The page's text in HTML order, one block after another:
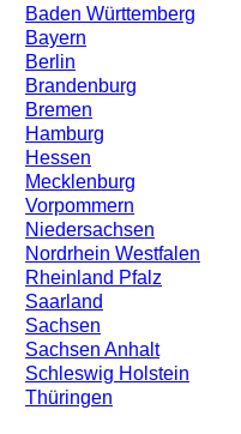
Baden Württemberg
Bayern
Berlin
Brandenburg
Bremen
Hamburg
Hessen
Mecklenburg
Vorpommern
Niedersachsen
Nordrhein Westfalen
Rheinland Pfalz
Saarland
Sachsen
Sachsen Anhalt
Schleswig Holstein
Thüringen